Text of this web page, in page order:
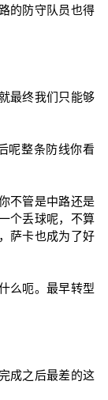
的防守队员也得
最终我们只能够
呢整条防线你看
不管是中路还是
个丢球呢，不算
萨卡也成为了好
么呃。最早转型
成之后最差的这